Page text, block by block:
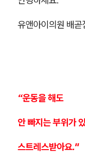
유앤아이의원 배곧
“운동을 해도
안 빠지는 부위가
스트레스받아요."